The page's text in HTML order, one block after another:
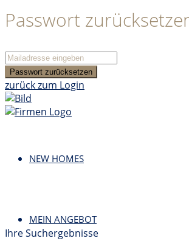
Passwort
Passwort zurücksetzen
zurück zum Login
NEW HOMES
MEIN ANGEBOT
Ihre Suchergebnisse